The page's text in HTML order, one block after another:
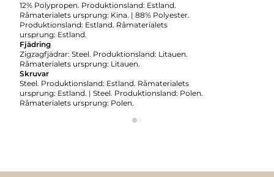
12% Polypropen. Produktionsland: Estland.
Råmaterialets ursprung: Kina. | 88% Polyester.
Produktionsland: Estland. Råmaterialets
ursprung: Estland.
Fjädring
Zigzagfjädrar: Steel. Produktionsland: Litauen.
Råmaterialets ursprung: Litauen.
Skruvar
Steel. Produktionsland: Estland. Råmaterialets
ursprung: Estland. | Steel. Produktionsland: Polen.
Råmaterialets ursprung: Polen.